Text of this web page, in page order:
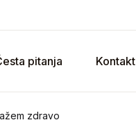
pitanja Kontakt
zdravo